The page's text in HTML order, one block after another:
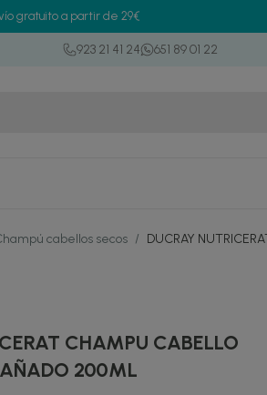
gratuito a partir de 29€
923 21 41 24 651 89 01 22
cabellos secos / DUCRAY
CHAMPU CABELLO
200ML